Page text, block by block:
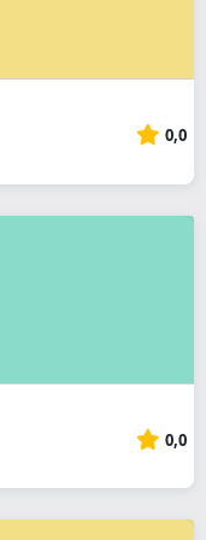
0,0
0,0